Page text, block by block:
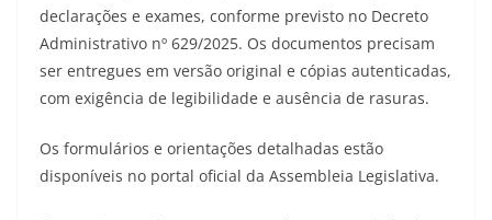
declarações e exames, conforme previsto no Decreto
Administrativo nº 629/2025. Os documentos precisam
ser entregues em versão original e cópias autenticadas,
com exigência de legibilidade e ausência de rasuras.
Os formulários e orientações detalhadas estão
disponíveis no portal oficial da Assembleia Legislativa.